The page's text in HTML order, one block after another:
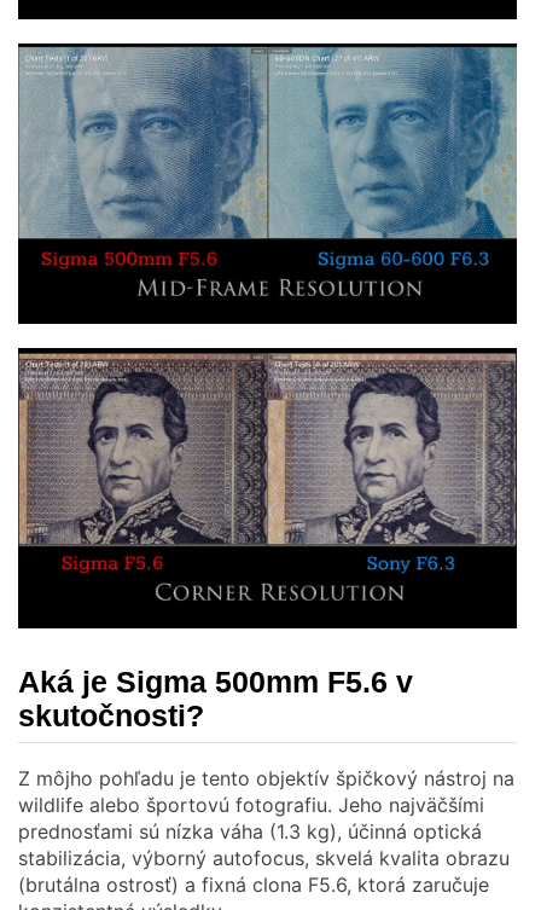
Aká je Sigma 500mm F5.6 v
skutočnosti?
Z môjho pohľadu je tento objektív špičkový nástroj na
wildlife alebo športovú fotografiu. Jeho najväčšími
prednosťami sú nízka váha (1.3 kg), účinná optická
stabilizácia, výborný autofocus, skvelá kvalita obrazu
(brutálna ostrosť) a fixná clona F5.6, ktorá zaručuje